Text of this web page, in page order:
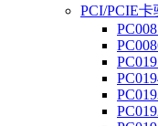
PCI/PCIE卡